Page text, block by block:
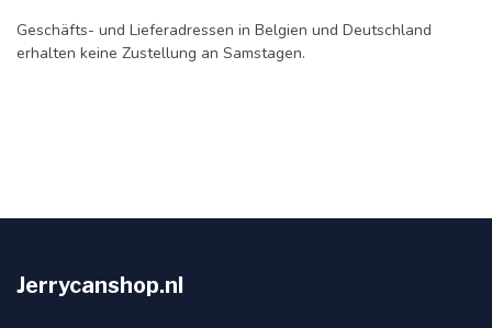
Geschäfts- und Lieferadressen in Belgien und Deutschland
erhalten keine Zustellung an Samstagen.
Jerrycanshop.nl